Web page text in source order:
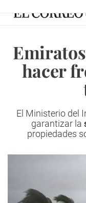
hacer
El Ministerio del
garantizar la
propiedades